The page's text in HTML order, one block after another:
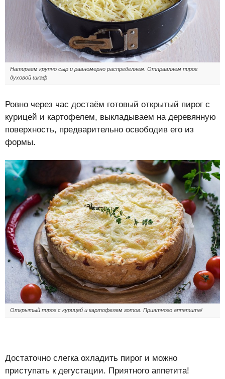
Натираем крупно сыр и равномерно распределяем. Отправляем пирог
духовой шкаф
Ровно через час достаём готовый открытый пирог с
курицей и картофелем, выкладываем на деревянную
поверхность, предварительно освободив его из
формы.
Открытый пирог с курицей и картофелем готов. Приятного аппетита!
Достаточно слегка охладить пирог и можно
приступать к дегустации. Приятного аппетита!